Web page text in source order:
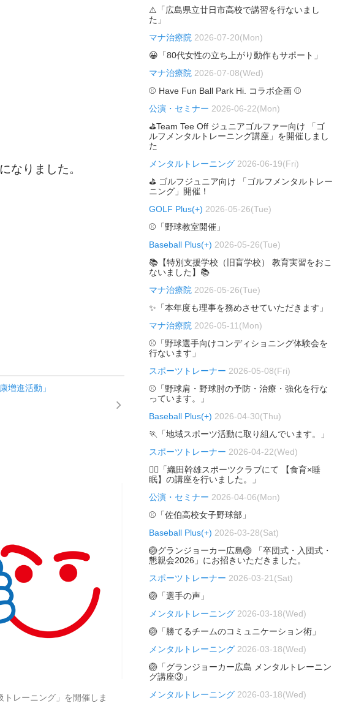
なりました。
増進活動」
トレーニング」を開催しま
⚠「広島県立廿日市高校で講習を行ないまし
た」
マナ治療院 2026-07-20(Mon)
😀「80代女性の立ち上がり動作もサポート」
マナ治療院 2026-07-08(Wed)
⚾ Have Fun Ball Park Hi. コラボ企画 ⚾
公演・セミナー 2026-06-22(Mon)
⛳Team Tee Off ジュニアゴルファー向け 「ゴ
ルフメンタルトレーニング講座」を開催しまし
た
メンタルトレーニング 2026-06-19(Fri)
⛳ ゴルフジュニア向け 「ゴルフメンタルトレー
ニング」開催！
GOLF Plus(+) 2026-05-26(Tue)
⚾「野球教室開催」
Baseball Plus(+) 2026-05-26(Tue)
📚【特別支援学校（旧盲学校） 教育実習をおこ
ないました】📚
マナ治療院 2026-05-26(Tue)
✨「本年度も理事を務めさせていただきます」
マナ治療院 2026-05-11(Mon)
⚾「野球選手向けコンディショニング体験会を
行ないます」
スポーツトレーナー 2026-05-08(Fri)
⚾「野球肩・野球肘の予防・治療・強化を行な
っています。」
Baseball Plus(+) 2026-04-30(Thu)
🏃「地域スポーツ活動に取り組んでいます。」
スポーツトレーナー 2026-04-22(Wed)
🏃‍♂️「織田幹雄スポーツクラブにて 【食育×睡
眠】の講座を行いました。」
公演・セミナー 2026-04-06(Mon)
⚾「佐伯高校女子野球部」
Baseball Plus(+) 2026-03-28(Sat)
🏐グランジョーカー広島🏐 「卒団式・入団式・
懇親会2026」にお招きいただきました。
スポーツトレーナー 2026-03-21(Sat)
🏐「選手の声」
メンタルトレーニング 2026-03-18(Wed)
🏐「勝てるチームのコミュニケーション術」
メンタルトレーニング 2026-03-18(Wed)
🏐「グランジョーカー広島 メンタルトレーニン
グ講座③」
メンタルトレーニング 2026-03-18(Wed)